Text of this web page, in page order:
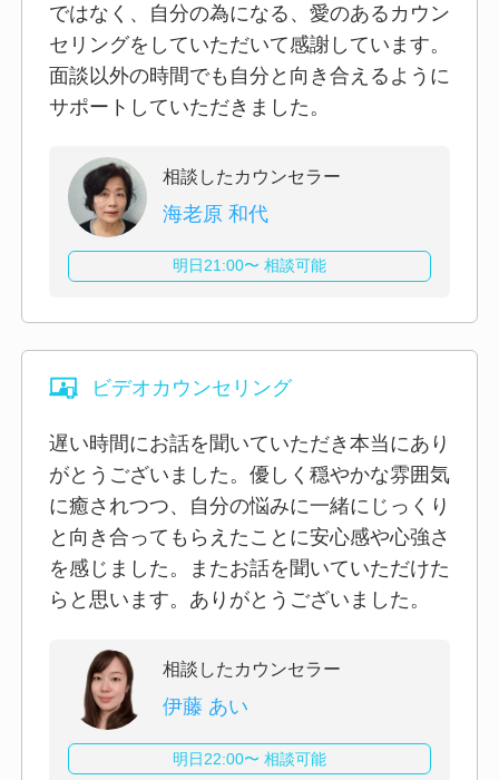
ではなく、自分の為になる、愛のあるカウン
セリングをしていただいて感謝しています。
面談以外の時間でも自分と向き合えるように
サポートしていただきました。
相談したカウンセラー
海老原 和代
明日21:00〜 相談可能
ビデオカウンセリング
遅い時間にお話を聞いていただき本当にあり
がとうございました。優しく穏やかな雰囲気
に癒されつつ、自分の悩みに一緒にじっくり
と向き合ってもらえたことに安心感や心強さ
を感じました。またお話を聞いていただけた
らと思います。ありがとうございました。
相談したカウンセラー
伊藤 あい
明日22:00〜 相談可能